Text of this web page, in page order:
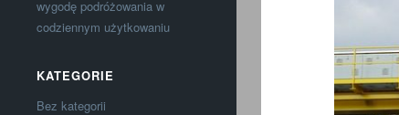
wygodę podróżowania w
codziennym użytkowaniu
KATEGORIE
Bez kategorii